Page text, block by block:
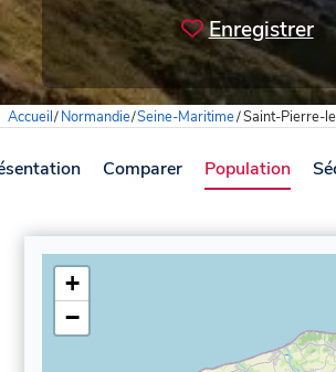
Enregistrer
Accueil/Normandie/Seine-Maritime/Saint-Pierre-
Comparer Population
+
−